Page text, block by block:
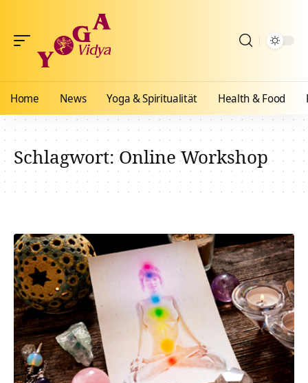
Home News Yoga & Spiritualität Health & Food
Schlagwort:Online Workshop